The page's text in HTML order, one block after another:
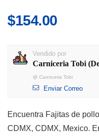
$154.00
Vendido por
Carniceria Tobi
@ Carniceria Tobi
Enviar Correo
Encuentra Fajitas de
CDMX, CDMX, Mexico.